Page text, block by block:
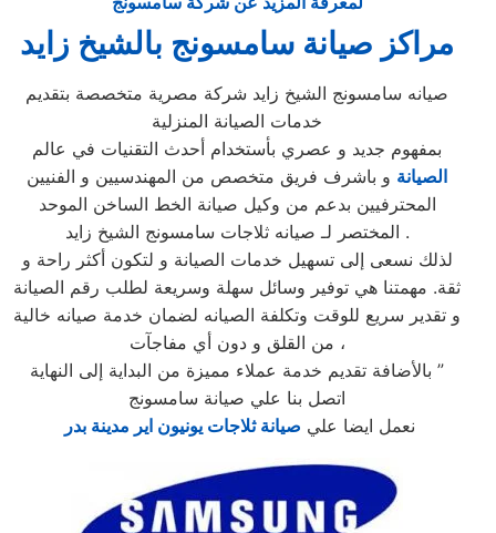
مراكز صيانة سامسونج بالشيخ زايد
صيانه سامسونج الشيخ زايد شركة مصرية متخصصة بتقديم
خدمات الصيانة المنزلية
بمفهوم جديد و عصري بأستخدام أحدث التقنيات في عالم
الصيانة و باشرف فريق متخصص من المهندسيين و الفنيين
المحترفيين بدعم من وكيل صيانة الخط الساخن الموحد
المختصر لـ صيانه ثلاجات سامسونج الشيخ زايد .
لذلك نسعى إلى تسهيل خدمات الصيانة و لتكون أكثر راحة و
ثقة. مهمتنا هي توفير وسائل سهلة وسريعة لطلب رقم الصيانة
و تقدير سريع للوقت وتكلفة الصيانه لضمان خدمة صيانه خالية
من القلق و دون أي مفاجآت ،
بالأضافة تقديم خدمة عملاء مميزة من البداية إلى النهاية ”
اتصل بنا علي صيانة سامسونج
نعمل ايضا علي صيانة ثلاجات يونيون اير مدينة بدر